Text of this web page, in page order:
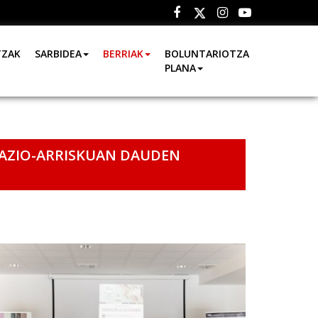
Facebook
Twitter
Instagram
Youtube
SARBIDEA BERRIAK
BOLUNTARIOTZA
PLANA
ARRISKUAN DAUDEN